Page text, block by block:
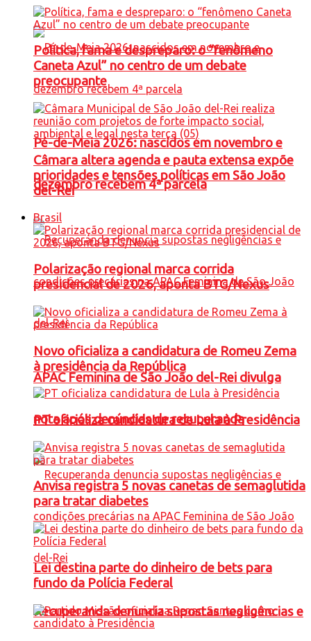
Pé-de-Meia 2026: nascidos em novembro e
dezembro recebem 4ª parcela
APAC Feminina de São João del-Rei divulga
nota após denúncias de recuperanda
Recuperanda denuncia supostas negligências e
Política, fama e despreparo: o “fenômeno
Caneta Azul” no centro de um debate
preocupante
Câmara altera agenda e pauta extensa expõe
prioridades e tensões políticas em São João
del-Rei
Brasil
Polarização regional marca corrida
presidencial de 2026, aponta BTG/Nexus
Novo oficializa a candidatura de Romeu Zema
à presidência da República
PT oficializa candidatura de Lula à Presidência
Anvisa registra 5 novas canetas de semaglutida
para tratar diabetes
Lei destina parte do dinheiro de bets para
fundo da Polícia Federal